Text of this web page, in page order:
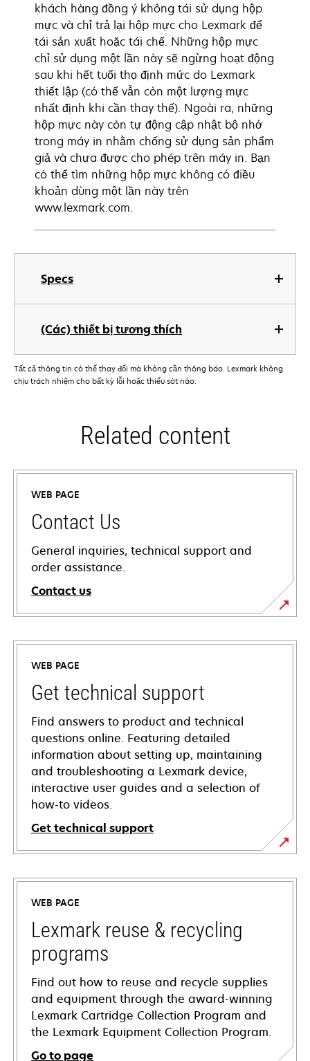
Specs
(Các) thiết bị tương thích
khách hàng đồng ý không tái sử dụng hộp
mực và chỉ trả lại hộp mực cho Lexmark để
tái sản xuất hoặc tái chế. Những hộp mực
chỉ sử dụng một lần này sẽ ngừng hoạt động
sau khi hết tuổi thọ định mức do Lexmark
thiết lập (có thể vẫn còn một lượng mực
nhất định khi cần thay thế). Ngoài ra, những
hộp mực này còn tự động cập nhật bộ nhớ
trong máy in nhằm chống sử dụng sản phẩm
giả và chưa được cho phép trên máy in. Bạn
có thể tìm những hộp mực không có điều
khoản dùng một lần này trên
www.lexmark.com.
Tất cả thông tin có thể thay đổi mà không cần thông báo. Lexmark không
chịu trách nhiệm cho bất kỳ lỗi hoặc thiếu sót nào.
Related content
WEB PAGE
Contact Us
General inquiries, technical support and
order assistance.
Contact us
WEB PAGE
Get technical support
Find answers to product and technical
questions online. Featuring detailed
information about setting up, maintaining
and troubleshooting a Lexmark device,
interactive user guides and a selection of
how-to videos.
Get technical support
opens
in
new
tab
WEB PAGE
Lexmark reuse & recycling
programs
Find out how to reuse and recycle supplies
and equipment through the award-winning
Lexmark Cartridge Collection Program and
the Lexmark Equipment Collection Program.
Go to page